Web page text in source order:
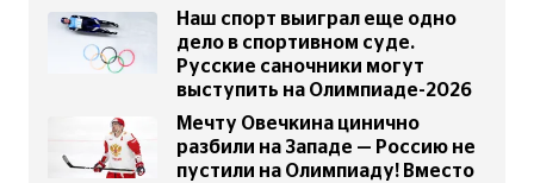
Наш спорт выиграл еще одно
дело в спортивном суде.
Русские саночники могут
выступить на Олимпиаде-2026
Мечту Овечкина цинично
разбили на Западе — Россию не
пустили на Олимпиаду! Вместо